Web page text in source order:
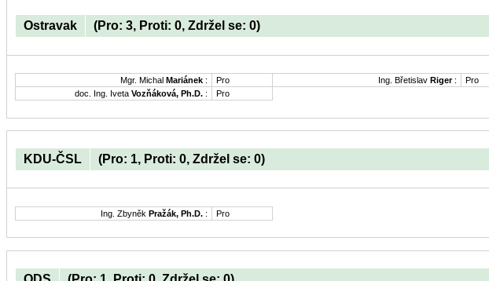
Ostravak (Pro: 3, Proti: 0, Zdržel se: 0)
Mgr. Michal Mariánek : Pro Ing. Břetislav Riger: Pro
doc. Ing. Iveta Vozňáková, Ph.D. : Pro
KDU-ČSL (Pro: 1, Proti: 0, Zdržel se: 0)
Ing. Zbyněk Pražák, Ph.D. : Pro